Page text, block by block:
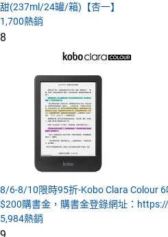
甜(237ml/24罐/箱)【杏一】
1,700熱銷
8
8/6-8/10限時95折-Kobo Clara Colour
$200購書金，購書金登錄網址：
5,984熱銷
9